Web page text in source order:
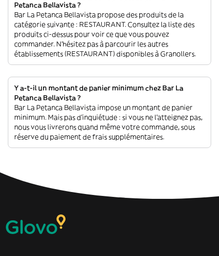
Petanca Bellavista ?
Bar La Petanca Bellavista propose des produits de la
catégorie suivante : RESTAURANT. Consultez la liste des
produits ci-dessus pour voir ce que vous pouvez
commander. N'hésitez pas à parcourir les autres
établissements (RESTAURANT) disponibles à Granollers.
Y a-t-il un montant de panier minimum chez Bar La
Petanca Bellavista ?
Bar La Petanca Bellavista impose un montant de panier
minimum. Mais pas d'inquiétude : si vous ne l'atteignez pas,
nous vous livrerons quand même votre commande, sous
réserve du paiement de frais supplémentaires.